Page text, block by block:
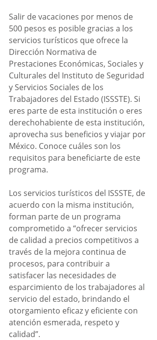
Salir de vacaciones por menos de
500 pesos es posible gracias a los
servicios turísticos que ofrece la
Dirección Normativa de
Prestaciones Económicas, Sociales y
Culturales del Instituto de Seguridad
y Servicios Sociales de los
Trabajadores del Estado (ISSSTE). Si
eres parte de esta institución o eres
derechohabiente de esta institución,
aprovecha sus beneficios y viajar por
México. Conoce cuáles son los
requisitos para beneficiarte de este
programa.
Los servicios turísticos del ISSSTE, de
acuerdo con la misma institución,
forman parte de un programa
comprometido a “ofrecer servicios
de calidad a precios competitivos a
través de la mejora continua de
procesos, para contribuir a
satisfacer las necesidades de
esparcimiento de los trabajadores al
servicio del estado, brindando el
otorgamiento eficaz y eficiente con
atención esmerada, respeto y
calidad”.